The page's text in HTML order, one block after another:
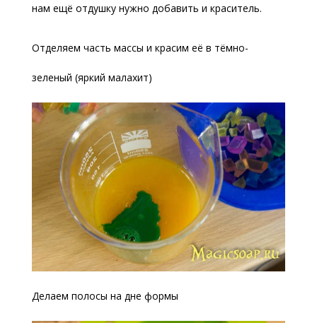
нам ещё отдушку нужно добавить и краситель.
Отделяем часть массы и красим её в тёмно-
зеленый (яркий малахит)
Делаем полосы на дне формы